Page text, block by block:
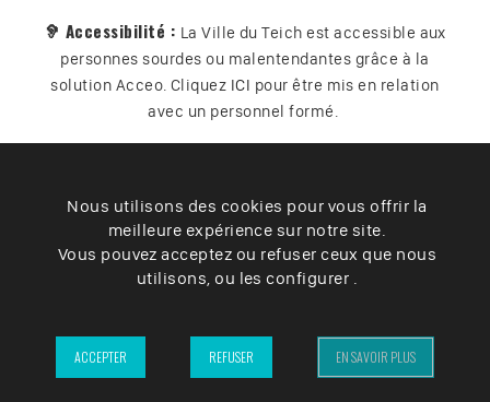
🦻 Accessibilité : La Ville du Teich est accessible aux
personnes sourdes ou malentendantes grâce à la
solution Acceo. Cliquez ICI pour être mis en relation
avec un personnel formé.
Plan du site Contact Vos données
Cookies
Accessibilité
– Ville du Teich ©2025 –
Nous utilisons des cookies pour vous offrir la
meilleure expérience sur notre site.
Vous pouvez acceptez ou refuser ceux que nous
utilisons, ou les configurer .
ACCEPTER REFUSER EN SAVOIR PLUS